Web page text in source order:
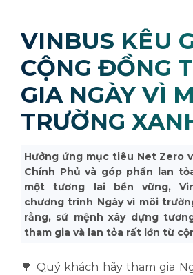
VINBUS KÊU
CỘNG ĐỒNG
GIA NGÀY VÌ
TRƯỜNG
Hưởng ứng mục tiêu Net Zero
Chính Phủ và góp phần lan
một tương lai bền vững,
chương trình Ngày vì môi
rằng, sứ mệnh xây dựng
tham gia và lan tỏa rất lớn từ
🌳 Quý khách hãy tham gia